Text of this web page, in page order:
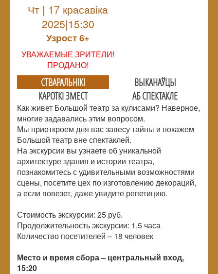
Чт | 17 красавiка
2025|15:30
Узрoст 6+
УВАЖАЕМЫЕ ЗРИТЕЛИ!
ПРОДАНО!
СТВАРАЛЬНIКI
ВЫКАНАЎЦЫ
КАРОТКІ ЗМЕСТ
АБ СПЕКТАКЛЕ
Как живет Большой театр за кулисами? Наверное,
многие задавались этим вопросом.
Мы приоткроем для вас завесу тайны и покажем
Большой театр вне спектаклей.
На экскурсии вы узнаете об уникальной
архитектуре здания и истории театра,
познакомитесь с удивительными возможностями
сцены, посетите цех по изготовлению декораций,
а если повезет, даже увидите репетицию.
Стоимость экскурсии: 25 руб.
Продолжительность экскурсии: 1,5 часа
Количество посетителей – 18 человек
Место и время сбора – центральный вход,
15:20